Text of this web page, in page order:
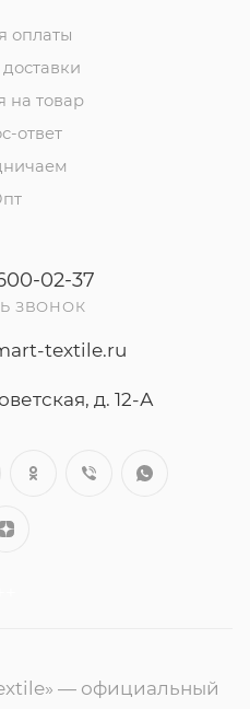
оплаты
на товар
ответ
02-37
ЗВОНОК
textile.ru
д. 12-А
— официальный